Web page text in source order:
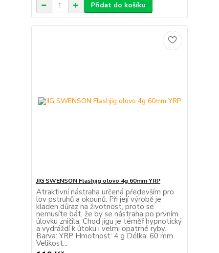
Přidat do košíku
JIG SWENSON Flashjig olovo 4g 60mm YRP
Atraktivní nástraha určená především pro
lov pstruhů a okounů. Při její výrobě je
kladen důraz na životnost, proto se
nemusíte bát, že by se nástraha po prvním
úlovku zničila. Chod jigu je téměř hypnotický
a vydráždí k útoku i velmi opatrné ryby.
Barva: YRP Hmotnost: 4 g Délka: 60 mm
Velikost...